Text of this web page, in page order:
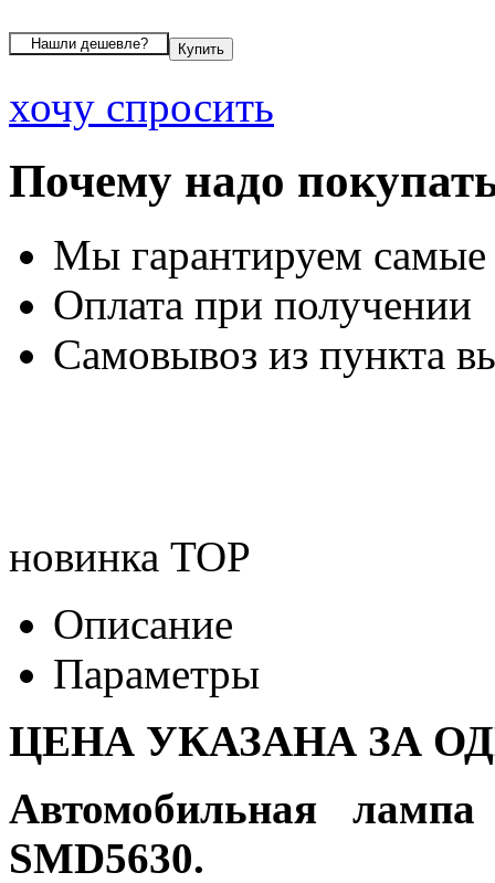
хочу спросить
Почему надо
Мы гарантируем
Оплата при получении
Самовывоз из пункта
новинка TOP
Описание
Параметры
ЦЕНА УКАЗАНА ЗА
Автомобильная
SMD5630.